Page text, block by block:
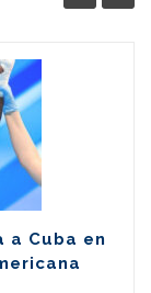
a Cuba en